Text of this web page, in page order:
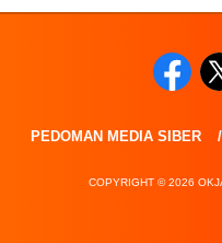
PEDOMAN MEDIA SIBER
COPYRIGHT © 2026